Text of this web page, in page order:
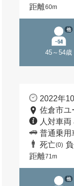
距離60m
45～54歳
他
2022年
佐倉市ユ
人対車
普通乗用
死亡(0)
距離71m
他